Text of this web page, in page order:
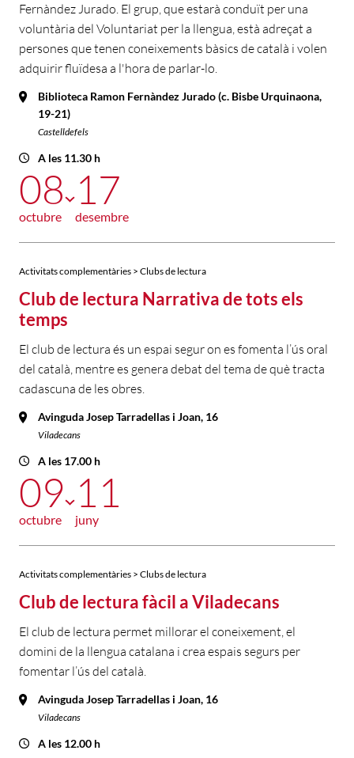
Fernàndez Jurado. El grup, que estarà conduït per una
voluntària del Voluntariat per la llengua, està adreçat a
persones que tenen coneixements bàsics de català i volen
adquirir fluïdesa a l'hora de parlar-lo.
Biblioteca Ramon Fernàndez Jurado (c. Bisbe Urquinaona,
19-21)
Castelldefels
A les 11.30 h
08
octubre
17
desembre
Activitats complementàries > Clubs de lectura
Club de lectura Narrativa de tots els
temps
El club de lectura és un espai segur on es fomenta l’ús oral
del català, mentre es genera debat del tema de què tracta
cadascuna de les obres.
Avinguda Josep Tarradellas i Joan, 16
Viladecans
A les 17.00 h
09
octubre
11
juny
Activitats complementàries > Clubs de lectura
Club de lectura fàcil a Viladecans
El club de lectura permet millorar el coneixement, el
domini de la llengua catalana i crea espais segurs per
fomentar l’ús del català.
Avinguda Josep Tarradellas i Joan, 16
Viladecans
A les 12.00 h